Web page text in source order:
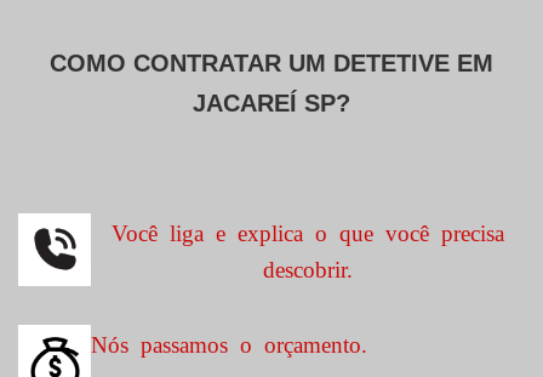
COMO CONTRATAR UM DETETIVE EM
JACAREÍ SP?
Você liga e explica o que você precisa
descobrir.
Nós passamos o orçamento.